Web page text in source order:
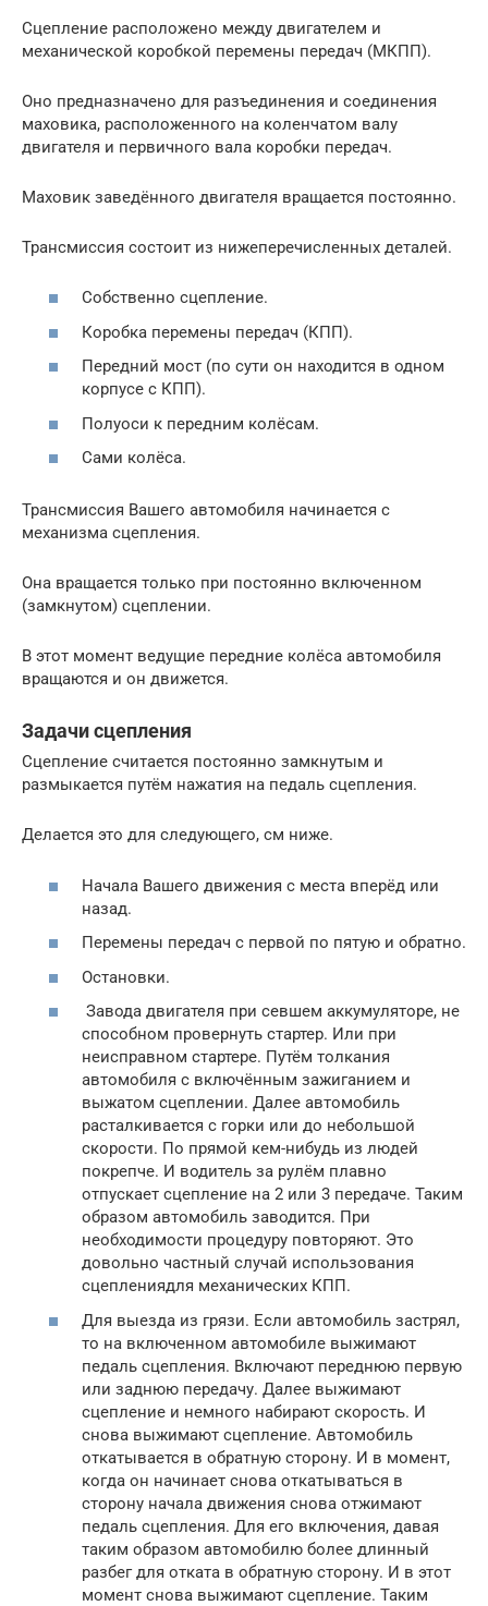
Сцепление расположено между двигателем и
механической коробкой перемены передач (МКПП).
Оно предназначено для разъединения и соединения
маховика, расположенного на коленчатом валу
двигателя и первичного вала коробки передач.
Маховик заведённого двигателя вращается постоянно.
Трансмиссия состоит из нижеперечисленных деталей.
Собственно сцепление.
Коробка перемены передач (КПП).
Передний мост (по сути он находится в одном
корпусе с КПП).
Полуоси к передним колёсам.
Сами колёса.
Трансмиссия Вашего автомобиля начинается с
механизма сцепления.
Она вращается только при постоянно включенном
(замкнутом) сцеплении.
В этот момент ведущие передние колёса автомобиля
вращаются и он движется.
Задачи сцепления
Сцепление считается постоянно замкнутым и
размыкается путём нажатия на педаль сцепления.
Делается это для следующего, см ниже.
Начала Вашего движения с места вперёд или
назад.
Перемены передач с первой по пятую и обратно.
Остановки.
Завода двигателя при севшем аккумуляторе, не
способном провернуть стартер. Или при
неисправном стартере. Путём толкания
автомобиля с включённым зажиганием и
выжатом сцеплении. Далее автомобиль
расталкивается с горки или до небольшой
скорости. По прямой кем-нибудь из людей
покрепче. И водитель за рулём плавно
отпускает сцепление на 2 или 3 передаче. Таким
образом автомобиль заводится. При
необходимости процедуру повторяют. Это
довольно частный случай использования
сцеплениядля механических КПП.
Для выезда из грязи. Если автомобиль застрял,
то на включенном автомобиле выжимают
педаль сцепления. Включают переднюю первую
или заднюю передачу. Далее выжимают
сцепление и немного набирают скорость. И
снова выжимают сцепление. Автомобиль
откатывается в обратную сторону. И в момент,
когда он начинает снова откатываться в
сторону начала движения снова отжимают
педаль сцепления. Для его включения, давая
таким образом автомобилю более длинный
разбег для отката в обратную сторону. И в этот
момент снова выжимают сцепление. Таким